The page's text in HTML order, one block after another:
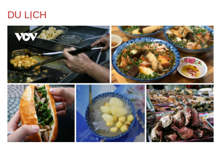
Văn học
Âm nhạc
Di sản
Sao Việt
DU LỊCH